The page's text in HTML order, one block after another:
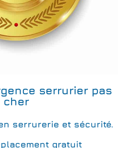
serrurier pas
cher
serrurerie et sécurité.
gratuit